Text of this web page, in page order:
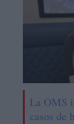
La OMS
casos de